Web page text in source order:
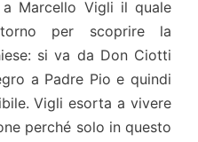
Marcello Vigli il quale
per scoprire la
si va da Don Ciotti
a Padre Pio e quindi
Vigli esorta a vivere
perché solo in questo